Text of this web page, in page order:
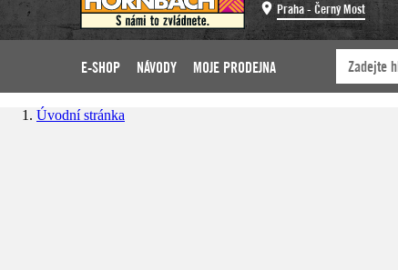
Praha - Černý Most
E-SHOP NÁVODY MOJE PRODEJNA
Úvodní stránka